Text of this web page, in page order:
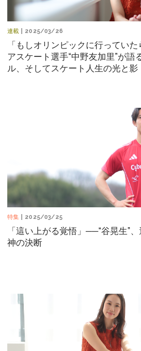
連載 | 2025/03/26
「もしオリンピックに行っていた
アスケート選手“中野友加里”が語
ル、そしてスケート人生の光と影
特集 | 2025/03/25
「這い上がる覚悟」──“谷晃生”
神の決断